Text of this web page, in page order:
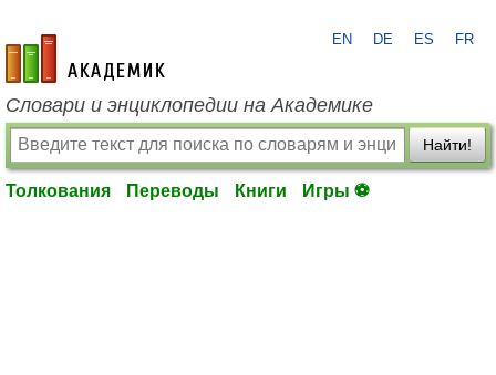
academic.ru
EN DE ES FR
Словари и энциклопедии на Академике
Найти!
Толкования Переводы Книги Игры ⚽